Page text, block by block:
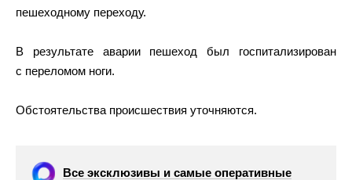
пешеходному переходу.
В результате аварии пешеход был госпитализирован
с переломом ноги.
Обстоятельства происшествия уточняются.
Все эксклюзивы и самые оперативные